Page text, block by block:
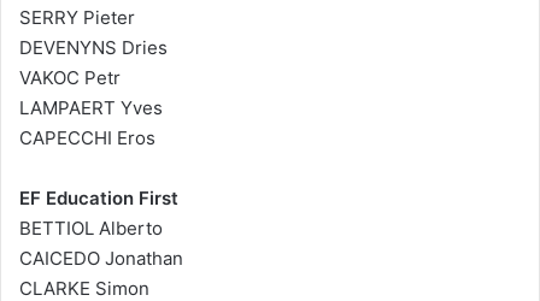
SERRY Pieter
DEVENYNS Dries
VAKOC Petr
LAMPAERT Yves
CAPECCHI Eros
EF Education First
BETTIOL Alberto
CAICEDO Jonathan
CLARKE Simon